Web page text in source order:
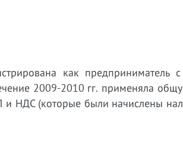
как предприниматель
2009-2010 гг. применяла
НДС (которые были начислены